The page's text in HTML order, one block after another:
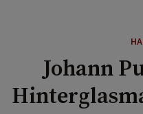
Johann